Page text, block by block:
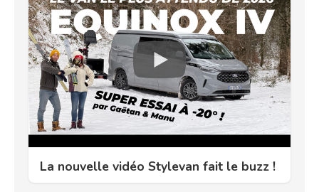
La nouvelle vidéo Stylevan fait le buzz !